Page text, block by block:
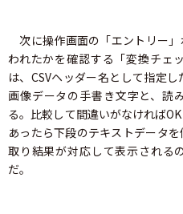
次に操作画面の「エントリー
われたかを確認する「変換チェ
は、CSVヘッダー名として指定
画像データの手書き文字と、読
る。比較して間違いがなければ
あったら下段のテキストデータ
取り結果が対応して表示される
だ。